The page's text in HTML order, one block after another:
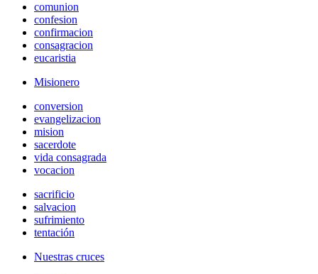
comunion
confesion
confirmacion
consagracion
eucaristia
Misionero
conversion
evangelizacion
mision
sacerdote
vida consagrada
vocacion
sacrificio
salvacion
sufrimiento
tentación
Nuestras cruces